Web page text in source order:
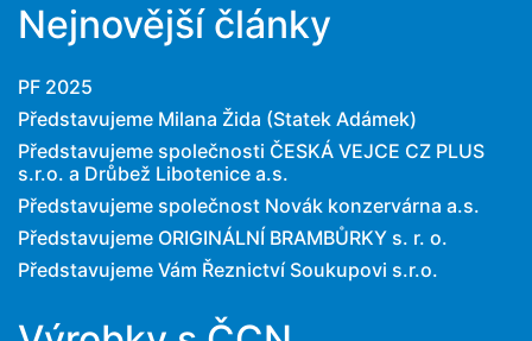
Nejnovější články
PF 2025
Představujeme Milana Žida (Statek Adámek)
Představujeme společnosti ČESKÁ VEJCE CZ PLUS
s.r.o. a Drůbež Libotenice a.s.
Představujeme společnost Novák konzervárna a.s.
Představujeme ORIGINÁLNÍ BRAMBŮRKY s. r. o.
Představujeme Vám Řeznictví Soukupovi s.r.o.